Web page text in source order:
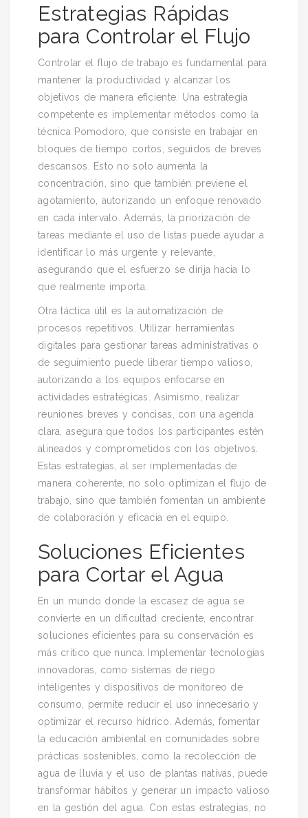
Estrategias Rápidas
para Controlar el Flujo
Controlar el flujo de trabajo es fundamental para
mantener la productividad y alcanzar los
objetivos de manera eficiente. Una estrategia
competente es implementar métodos como la
técnica Pomodoro, que consiste en trabajar en
bloques de tiempo cortos, seguidos de breves
descansos. Esto no solo aumenta la
concentración, sino que también previene el
agotamiento, autorizando un enfoque renovado
en cada intervalo. Además, la priorización de
tareas mediante el uso de listas puede ayudar a
identificar lo más urgente y relevante,
asegurando que el esfuerzo se dirija hacia lo
que realmente importa.
Otra táctica útil es la automatización de
procesos repetitivos. Utilizar herramientas
digitales para gestionar tareas administrativas o
de seguimiento puede liberar tiempo valioso,
autorizando a los equipos enfocarse en
actividades estratégicas. Asimismo, realizar
reuniones breves y concisas, con una agenda
clara, asegura que todos los participantes estén
alineados y comprometidos con los objetivos.
Estas estrategias, al ser implementadas de
manera coherente, no solo optimizan el flujo de
trabajo, sino que también fomentan un ambiente
de colaboración y eficacia en el equipo.
Soluciones Eficientes
para Cortar el Agua
En un mundo donde la escasez de agua se
convierte en un dificultad creciente, encontrar
soluciones eficientes para su conservación es
más crítico que nunca. Implementar tecnologías
innovadoras, como sistemas de riego
inteligentes y dispositivos de monitoreo de
consumo, permite reducir el uso innecesario y
optimizar el recurso hídrico. Además, fomentar
la educación ambiental en comunidades sobre
prácticas sostenibles, como la recolección de
agua de lluvia y el uso de plantas nativas, puede
transformar hábitos y generar un impacto valioso
en la gestión del agua. Con estas estrategias, no